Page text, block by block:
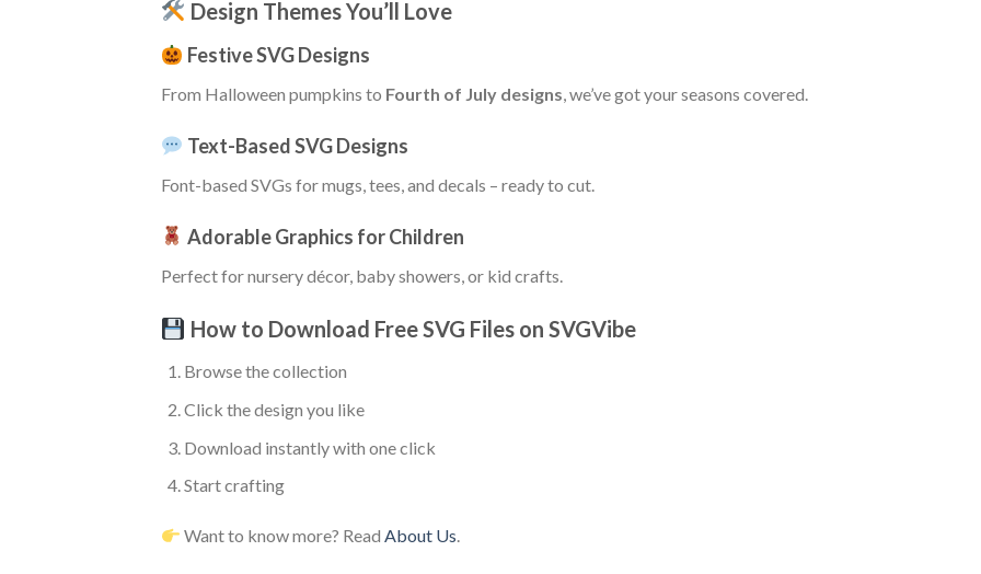
Design Themes You’ll Love
Festive SVG Designs
From Halloween pumpkins to Fourth of July designs, we’ve got your seasons covered.
Text-Based SVG Designs
Font-based SVGs for mugs, tees, and decals – ready to cut.
Adorable Graphics for Children
Perfect for nursery décor, baby showers, or kid crafts.
How to Download Free SVG Files on SVGVibe
Browse the collection
Click the design you like
Download instantly with one click
Start crafting
Want to know more? ReadAbout Us.